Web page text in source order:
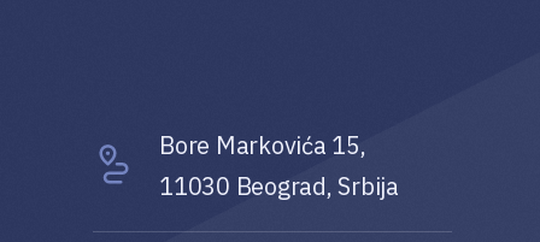
Bore Markovića 15,
11030 Beograd, Srbija